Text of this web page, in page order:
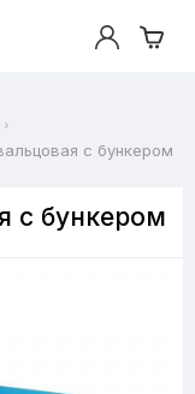
с бункером
с бункером